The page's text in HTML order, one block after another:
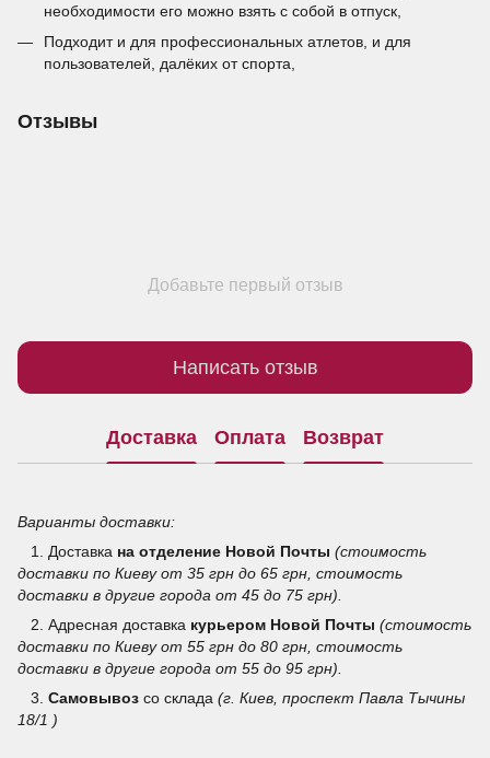
необходимости его можно взять с собой в отпуск,
Подходит и для профессиональных атлетов, и для
пользователей, далёких от спорта,
Отзывы
Добавьте первый отзыв
Написать отзыв
Доставка Оплата Возврат
Варианты доставки:
1. Доставка на отделение Новой Почты (стоимость
доставки по Киеву от 35 грн до 65 грн, стоимость
доставки в другие города от 45 до 75 грн).
2. Адресная доставка курьером Новой Почты (стоимость
доставки по Киеву от 55 грн до 80 грн, стоимость
доставки в другие города от 55 до 95 грн).
3. Самовывоз со склада (г. Киев, проспект Павла Тычины
18/1 )